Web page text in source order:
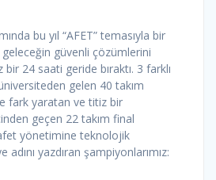
bu yıl “AFET” temasıyla bir
güvenli çözümlerini
24 saati geride bıraktı. 3 farklı
gelen 40 takım
fark yaratan ve titiz bir
geçen 22 takım final
yönetimine teknolojik
adını yazdıran şampiyonlarımız: